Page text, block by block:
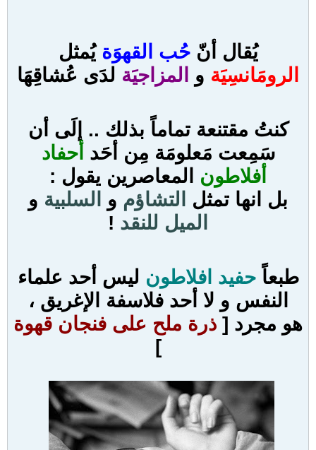
يُقال أنّحُب القهوَة يُمثل
الرومَانسِيَة و المزاجيَة لدَى عُشاقِهَا
كنتُ مقتنعة تماماً بذلك .. إلَى أن
سَمِعت مَعلومَة مِن أحَد أحفاد
أفلاطون المعاصرين يقول :
بل انها تمثل
التشاؤم و السلبية و
الميل للنقد !
طبعاًحفيد افلاطون ليس أحد علماء
النفس و لا أحد فلاسفة الإغريق ،
هو مجرد [ ذرة ملح على فنجان قهوة
]